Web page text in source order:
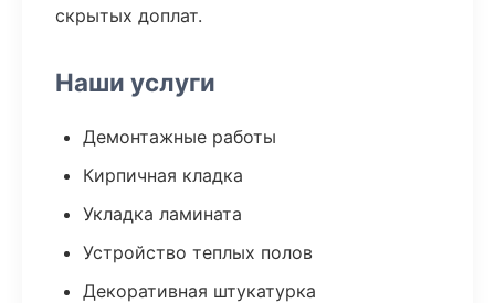
скрытых доплат.
Наши услуги
Демонтажные работы
Кирпичная кладка
Укладка ламината
Устройство теплых полов
Декоративная штукатурка